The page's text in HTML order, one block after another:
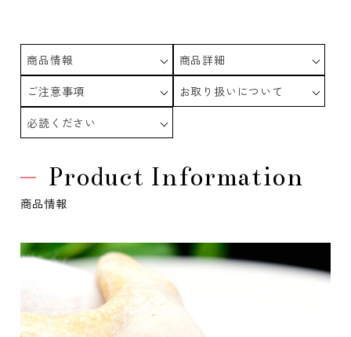
商品情報
商品詳細
ご注意事項
お取り扱いについて
必読ください
Product Information
商品情報